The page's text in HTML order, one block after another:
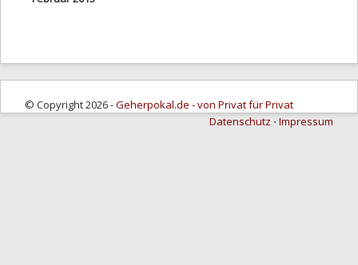
© Copyright 2026 -Geherpokal.de - von Privat für Privat
Datenschutz ⋅ Impressum